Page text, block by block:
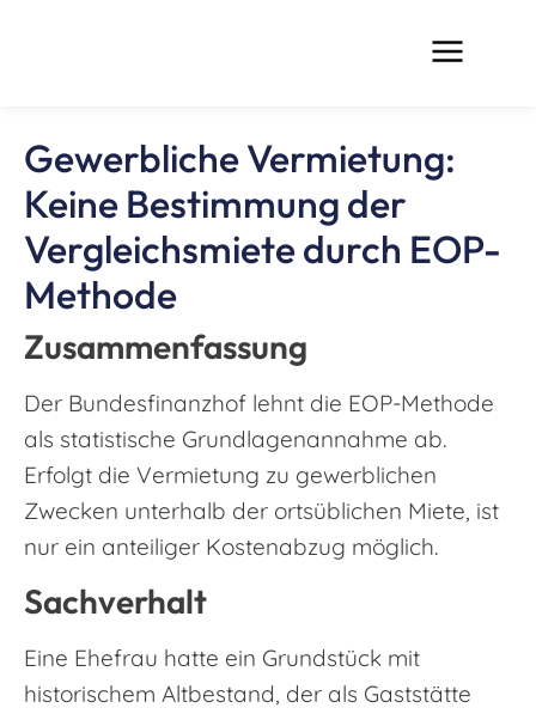
Gewerbliche Vermietung:
Keine Bestimmung der
Vergleichsmiete durch EOP-
Methode
Zusammenfassung
Der Bundesfinanzhof lehnt die EOP-Methode
als statistische Grundlagenannahme ab.
Erfolgt die Vermietung zu gewerblichen
Zwecken unterhalb der ortsüblichen Miete, ist
nur ein anteiliger Kostenabzug möglich.
Sachverhalt
Eine Ehefrau hatte ein Grundstück mit
historischem Altbestand, der als Gaststätte